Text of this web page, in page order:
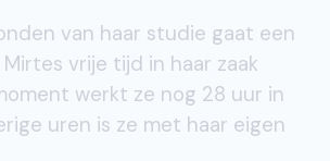
van haar studie gaat een
vrije tijd in haar zaak
werkt ze nog 28 uur in
uren is ze met haar eigen